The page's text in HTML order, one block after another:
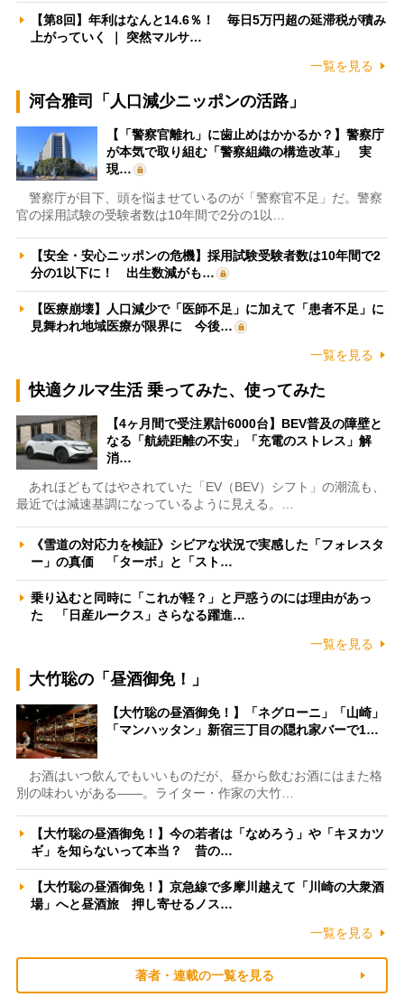
【第8回】年利はなんと14.6％！ 毎日5万円超の延滞税が積み
上がっていく ｜ 突然マルサ…
一覧を見る
河合雅司「人口減少ニッポンの活路」
【「警察官離れ」に歯止めはかかるか？】警察庁
が本気で取り組む「警察組織の構造改革」 実
現…
警察庁が目下、頭を悩ませているのが「警察官不足」だ。警察
官の採用試験の受験者数は10年間で2分の1以…
【安全・安心ニッポンの危機】採用試験受験者数は10年間で2
分の1以下に！ 出生数減がも…
【医療崩壊】人口減少で「医師不足」に加えて「患者不足」に
見舞われ地域医療が限界に 今後…
一覧を見る
快適クルマ生活 乗ってみた、使ってみた
【4ヶ月間で受注累計6000台】BEV普及の障壁と
なる「航続距離の不安」「充電のストレス」解
消…
あれほどもてはやされていた「EV（BEV）シフト」の潮流も、
最近では減速基調になっているように見える。…
《雪道の対応力を検証》シビアな状況で実感した「フォレスタ
ー」の真価 「ターボ」と「スト…
乗り込むと同時に「これが軽？」と戸惑うのには理由があっ
た 「日産ルークス」さらなる躍進…
一覧を見る
大竹聡の「昼酒御免！」
【大竹聡の昼酒御免！】「ネグローニ」「山崎」
「マンハッタン」新宿三丁目の隠れ家バーで1…
お酒はいつ飲んでもいいものだが、昼から飲むお酒にはまた格
別の味わいがある――。ライター・作家の大竹…
【大竹聡の昼酒御免！】今の若者は「なめろう」や「キヌカツ
ギ」を知らないって本当？ 昔の…
【大竹聡の昼酒御免！】京急線で多摩川越えて「川崎の大衆酒
場」へと昼酒旅 押し寄せるノス…
一覧を見る
著者・連載の一覧を見る